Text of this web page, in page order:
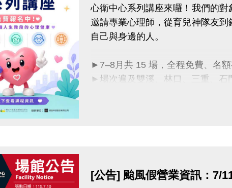
心衛中心系列講座來囉！我們的
邀請專業心理師，從育兒神隊友
自己與身邊的人。
►7–8月共 15 場，全程免費、名額
►場次遍及雙溪、林口、三重、石
[公告] 颱風假營業資訊：7/